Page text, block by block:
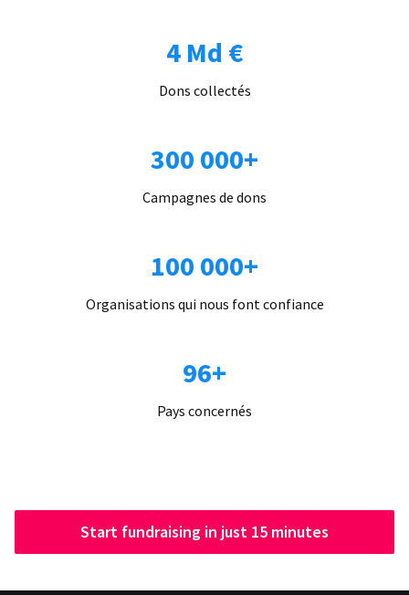
4 Md €
Dons collectés
300 000+
Campagnes de dons
100 000+
Organisations qui nous font confiance
96+
Pays concernés
Start fundraising in just 15 minutes